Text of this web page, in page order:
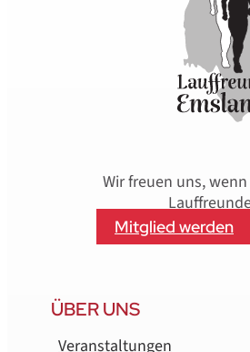
Wir freuen uns,
Mitglied werden
ÜBER UNS
Veranstaltungen